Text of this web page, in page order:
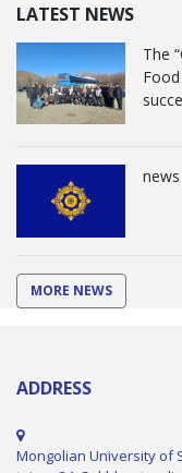
LATEST NEWS
The
news
MORE NEWS
ADDRESS
Mongolian University of